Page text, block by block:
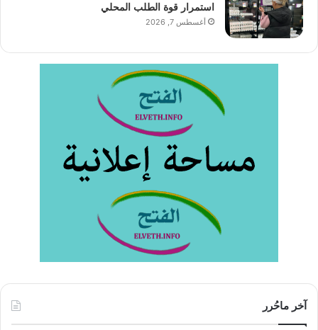
استمرار قوة الطلب المحلي
أغسطس 7, 2026
آخر ماحُرر